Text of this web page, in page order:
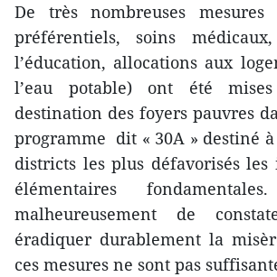
De très nombreuses
préférentiels, soins
l’éducation, allocations aux
l’eau potable) ont été
destination des foyers pauvres
programme dit « 30A » destiné
districts les plus défavorisés
élémentaires
malheureusement de
éradiquer durablement la
ces mesures ne sont pas